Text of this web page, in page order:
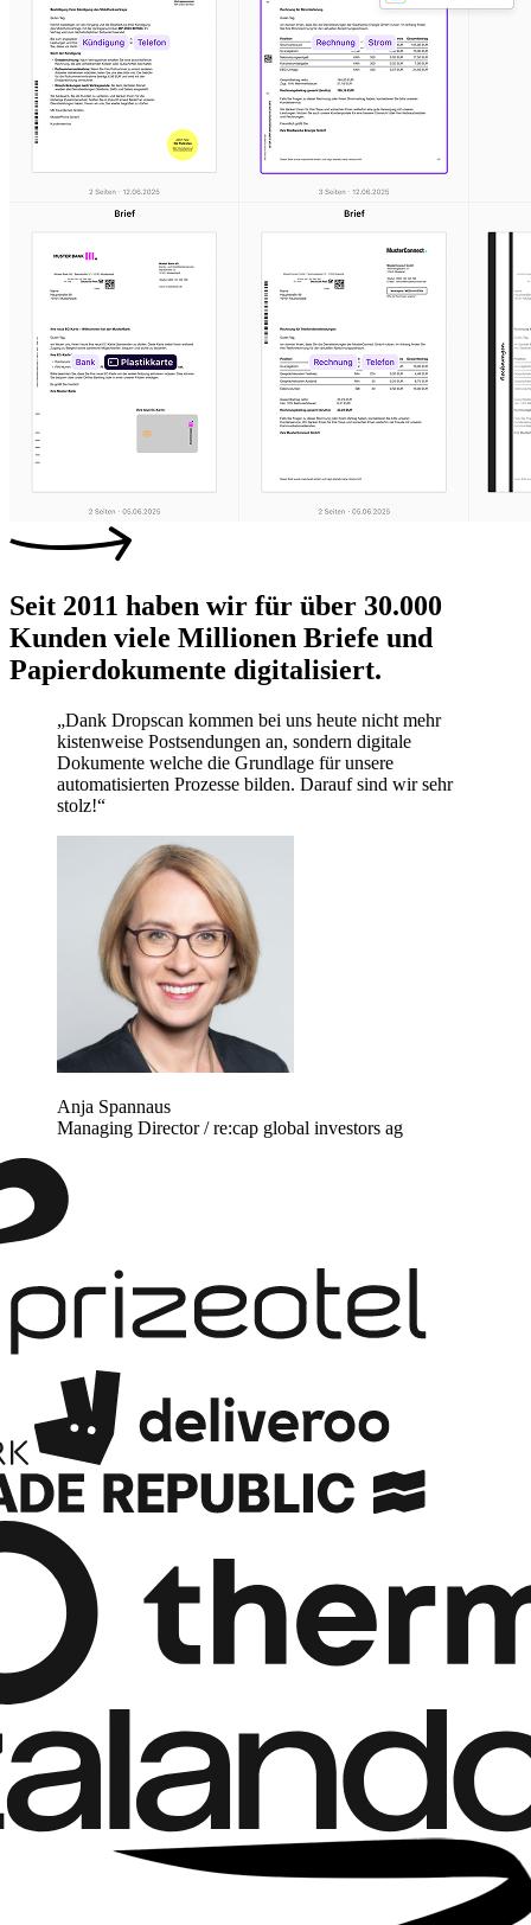
Seit 2011 haben wir für über 30.000
Kunden viele Millionen Briefe und
Papierdokumente digitalisiert.
„Dank Dropscan kommen bei uns heute nicht mehr
kistenweise Postsendungen an, sondern digitale
Dokumente welche die Grundlage für unsere
automatisierten Prozesse bilden. Darauf sind wir sehr
stolz!“
Anja Spannaus
Managing Director/re:cap global investors ag